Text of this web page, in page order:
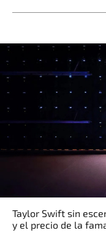
Taylor Swift sin
y el precio de la